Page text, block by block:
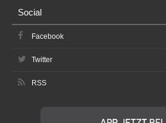
Social
Facebook
Twitter
RSS